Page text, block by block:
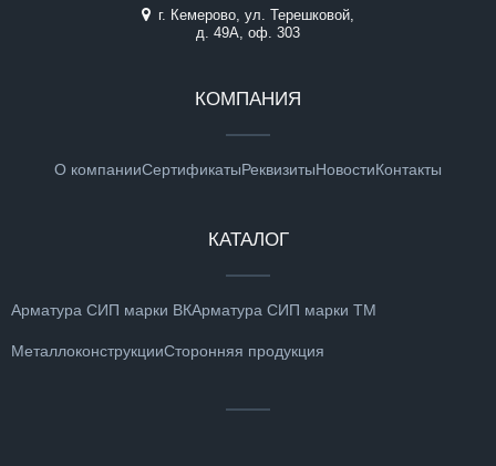
г. Кемерово, ул. Терешковой,
д. 49А, оф. 303
КОМПАНИЯ
О компанииСертификатыРеквизитыНовостиКонтакты
КАТАЛОГ
Арматура СИП марки ВКАрматура СИП марки ТМ
МеталлоконструкцииСторонняя продукция